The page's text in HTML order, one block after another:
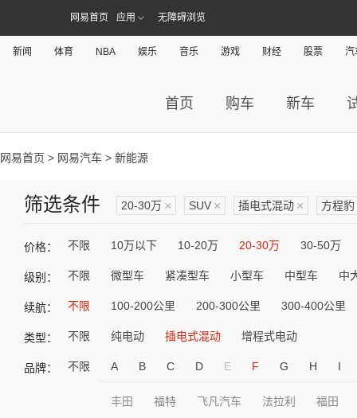
网易首页 应用 无障碍浏览
新闻 体育 NBA 娱乐 音乐 游戏 财经 股票 汽
首页 购车 新车
网易首页 > 网易汽车 > 新能源
筛选条件 20-30万 × SUV × 插电式混动 × 方程豹
价格： 不限 10万以下 10-20万 20-30万 30-50万
级别： 不限 微型车 紧凑型车 小型车 中型车 中
续航： 不限 100-200公里 200-300公里 300-400公里
类型： 不限 纯电动 插电式混动 增程式电动
品牌： 不限 A B C D E F G H I
丰田 福特 飞凡汽车 法拉利 福田